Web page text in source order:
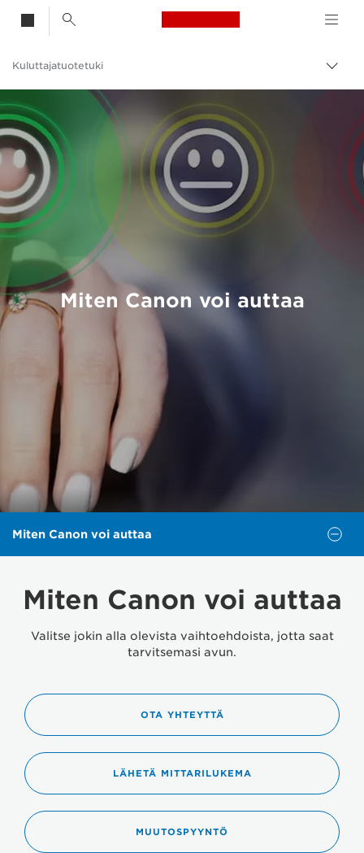
Canon Logo, back
Kuluttajatuotetuki
Miten Canon voi auttaa
Miten Canon voi auttaa
Miten Canon voi auttaa
Valitse jokin alla olevista vaihtoehdoista, jotta saat
tarvitsemasi avun.
OTA YHTEYTTÄ
LÄHETÄ MITTARILUKEMA
MUUTOSPYYNTÖ